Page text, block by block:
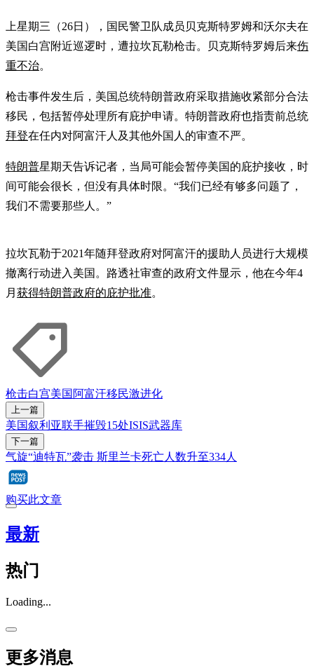
上星期三（26日），国民警卫队成员贝克斯特罗姆和沃尔夫在
美国白宫附近巡逻时，遭拉坎瓦勒枪击。贝克斯特罗姆后来伤
重不治。
枪击事件发生后，美国总统特朗普政府采取措施收紧部分合法
移民，包括暂停处理所有庇护申请。特朗普政府也指责前总统
拜登在任内对阿富汗人及其他外国人的审查不严。
特朗普星期天告诉记者，当局可能会暂停美国的庇护接收，时
间可能会很长，但没有具体时限。“我们已经有够多问题了，
我们不需要那些人。”
拉坎瓦勒于2021年随拜登政府对阿富汗的援助人员进行大规模
撤离行动进入美国。路透社审查的政府文件显示，他在今年4
月 获得特朗普政府的庇护批准。
枪击白宫美国 阿富汗移民激进化
上一篇
美国叙利亚联手摧毁15处ISIS武器库
下一篇
气旋“迪特瓦”袭击 斯里兰卡死亡人数升至334人
购买此文章
最新
热门
Loading...
更多消息